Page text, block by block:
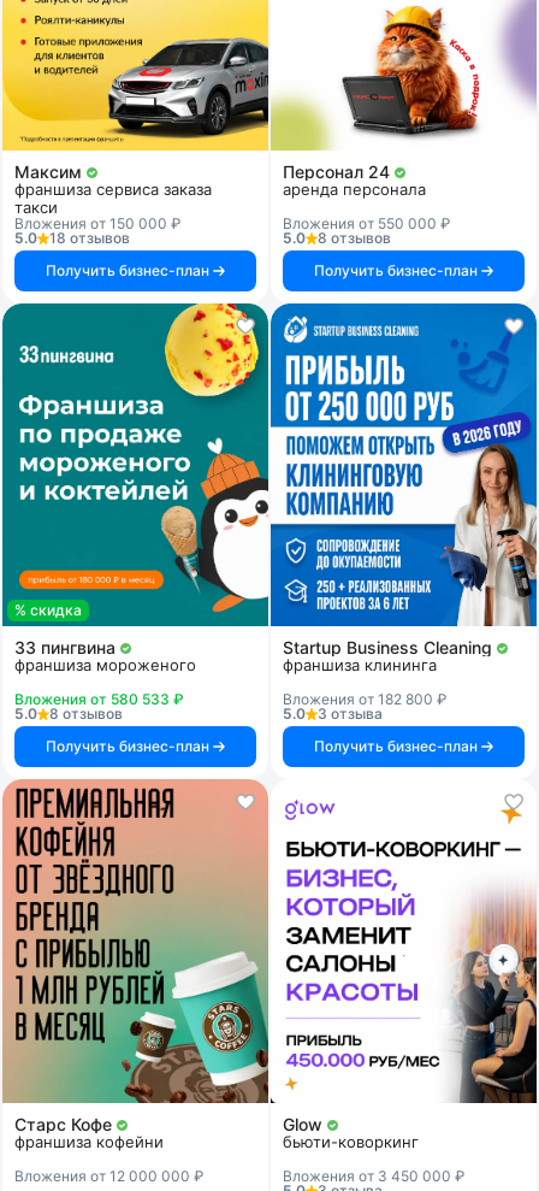
Максим
франшиза сервиса заказа
такси
Вложения от 150 000 ₽
5.0
18 отзывов
Получить бизнес-план
Персонал 24
аренда персонала
Вложения от 550 000 ₽
5.0
8 отзывов
Получить бизнес-план
% скидка
33 пингвина
франшиза мороженого
Вложения от 580 533 ₽
5.0
8 отзывов
Получить бизнес-план
Startup Business Cleaning
франшиза клининга
Вложения от 182 800 ₽
5.0
3 отзыва
Получить бизнес-план
Старс Кофе
франшиза кофейни
Вложения от 12 000 000 ₽
Glow
бьюти-коворкинг
Вложения от 3 450 000 ₽